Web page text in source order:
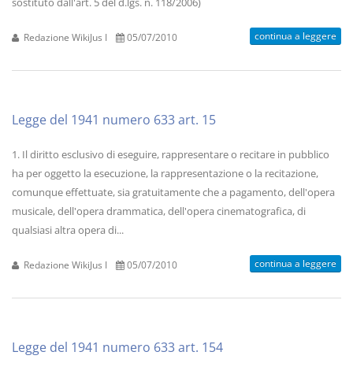
Redazione WikiJus I 05/07/2010 continua a leggere
Legge del 1941 numero 633 art. 15
1. Il diritto esclusivo di eseguire, rappresentare o recitare in pubblico
ha per oggetto la esecuzione, la rappresentazione o la recitazione,
comunque effettuate, sia gratuitamente che a pagamento, dell'opera
musicale, dell'opera drammatica, dell'opera cinematografica, di
qualsiasi altra opera di...
Redazione WikiJus I 05/07/2010 continua a leggere
Legge del 1941 numero 633 art. 154